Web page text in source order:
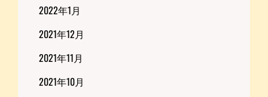
2022年1月
2021年12月
2021年11月
2021年10月